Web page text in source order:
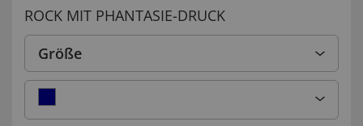
ROCK MIT PHANTASIE-DRUCK
Größe